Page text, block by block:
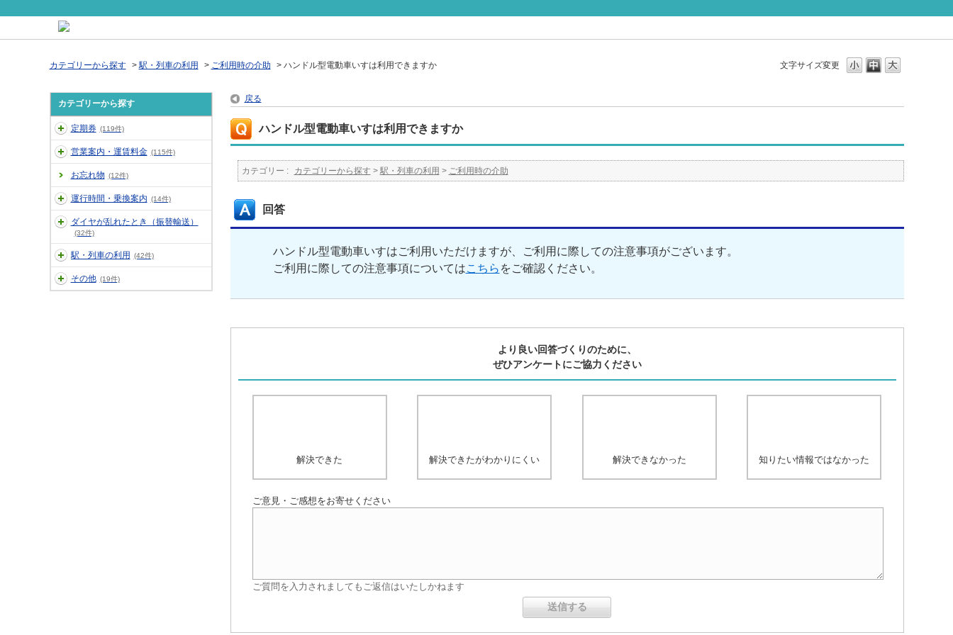
文字サイズ変更
カテゴリーから探す >駅・列車の利用 > ご利用時の介助 > ハンドル型電動車いすは利用できますか
カテゴリーから探す
定期券 (119件)
営業案内・運賃料金 (115件)
お忘れ物 (12件)
運行時間・乗換案内 (14件)
ダイヤが乱れたとき（振替輸送）
(32件)
駅・列車の利用 (42件)
その他 (19件)
戻る
ハンドル型電動車いすは利用できますか
カテゴリー : カテゴリーから探す > 駅・列車の利用 > ご利用時の介助
回答
ハンドル型電動車いすはご利用いただけますが、ご利用に際しての注意事項がございます。
ご利用に際しての注意事項についてはこちら をご確認ください。
より良い回答づくりのために、
ぜひアンケートにご協力ください
解決できた 解決できたがわかりにくい 解決できなかった 知りたい情報ではなかった
ご意見・ご感想をお寄せください
ご質問を入力されましてもご返信はいたしかねます